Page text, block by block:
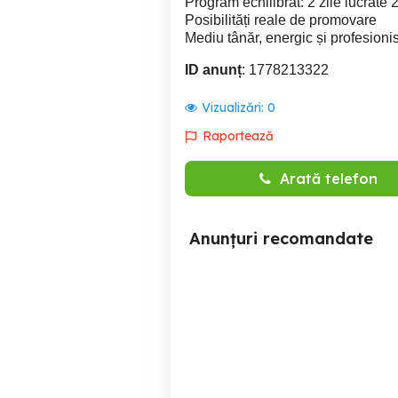
Posibilități reale de promovare
Mediu tânăr, energic și
ID anunț: 1778213322
Vizualizări: 0
Raportează
Arată telefon
Anunțuri recomandate